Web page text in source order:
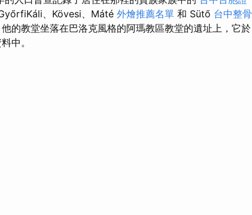
、Kövesi、Máté 外燴推薦名單 和 Sütő 台中整骨
他的教堂坐落在巴洛克風格的阿瑪教區教堂的遺址上，它於
中。